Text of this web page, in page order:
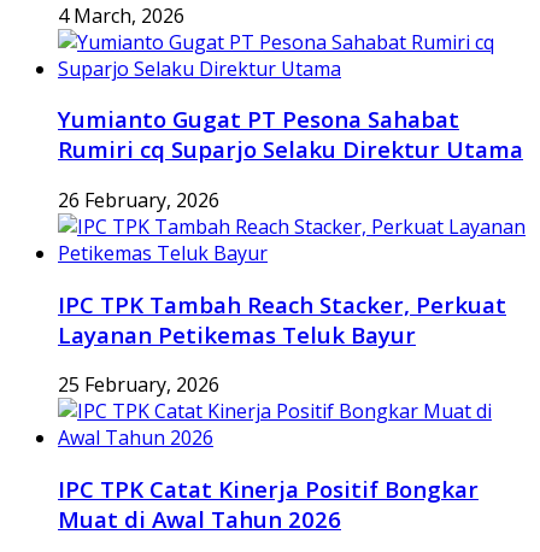
4 March, 2026
Yumianto Gugat PT Pesona Sahabat
Rumiri cq Suparjo Selaku Direktur Utama
26 February, 2026
IPC TPK Tambah Reach Stacker, Perkuat
Layanan Petikemas Teluk Bayur
25 February, 2026
IPC TPK Catat Kinerja Positif Bongkar
Muat di Awal Tahun 2026